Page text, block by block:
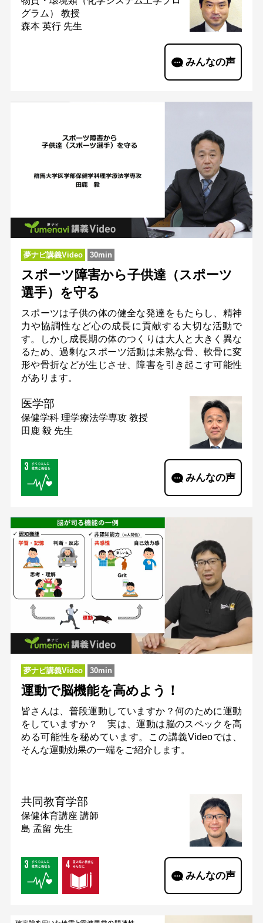
グラム） 教授
森本 英行 先生
みんなの声
夢ナビ講義Video 30min
スポーツ障害から子供達（スポーツ
選手）を守る
スポーツは子供の体の健全な発達をもたらし、精神
力や協調性など心の成長に貢献する大切な活動で
す。しかし成長期の体のつくりは大人と大きく異な
るため、過剰なスポーツ活動は未熟な骨、軟骨に変
形や骨折などが生じさせ、障害を引き起こす可能性
があります。
医学部
保健学科 理学療法学専攻 教授
田鹿 毅 先生
みんなの声
夢ナビ講義Video 30min
運動で脳機能を高めよう！
皆さんは、普段運動していますか？何のために運動
をしていますか？ 実は、運動は脳のスペックを高
める可能性を秘めています。この講義Videoでは、
そんな運動効果の一端をご紹介します。
共同教育学部
保健体育講座 講師
島 孟留 先生
みんなの声